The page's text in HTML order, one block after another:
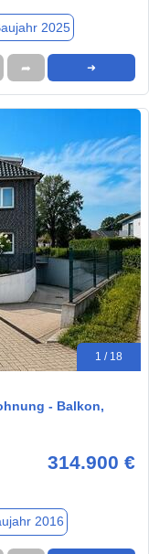
2025
➦ ➜
1 / 18
- Balkon,
314.900 €
2016